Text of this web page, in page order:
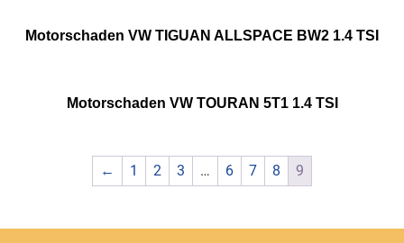
Motorschaden VW TIGUAN ALLSPACE BW2 1.4 TSI
Motorschaden VW TOURAN 5T1 1.4 TSI
← 1 2 3 … 6 7 8 9